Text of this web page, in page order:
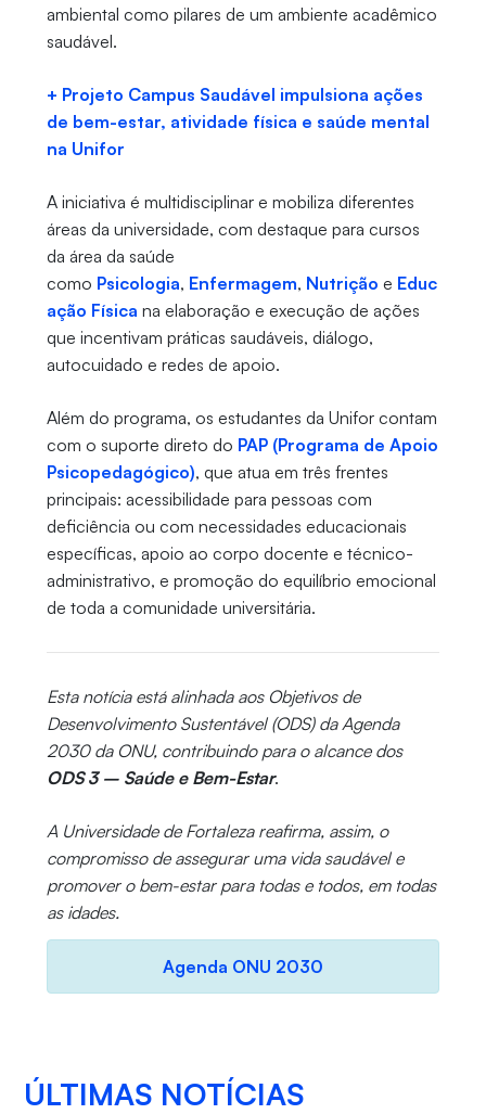
ambiental como pilares de um ambiente acadêmico
saudável.
+ Projeto Campus Saudável impulsiona ações
de bem-estar, atividade física e saúde mental
na Unifor
A iniciativa é multidisciplinar e mobiliza diferentes
áreas da universidade, com destaque para cursos
da área da saúde
como Psicologia, Enfermagem, Nutrição e Educ
ação Física na elaboração e execução de ações
que incentivam práticas saudáveis, diálogo,
autocuidado e redes de apoio.
Além do programa, os estudantes da Unifor contam
com o suporte direto do PAP (Programa de Apoio
Psicopedagógico), que atua em três frentes
principais: acessibilidade para pessoas com
deficiência ou com necessidades educacionais
específicas, apoio ao corpo docente e técnico-
administrativo, e promoção do equilíbrio emocional
de toda a comunidade universitária.
Esta notícia está alinhada aos Objetivos de
Desenvolvimento Sustentável (ODS) da Agenda
2030 da ONU, contribuindo para o alcance dos
ODS 3 – Saúde e Bem-Estar.
A Universidade de Fortaleza reafirma, assim, o
compromisso de assegurar uma vida saudável e
promover o bem-estar para todas e todos, em todas
as idades.
Agenda ONU 2030
ÚLTIMAS NOTÍCIAS